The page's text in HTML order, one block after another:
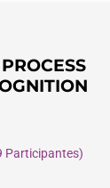
Participantes)